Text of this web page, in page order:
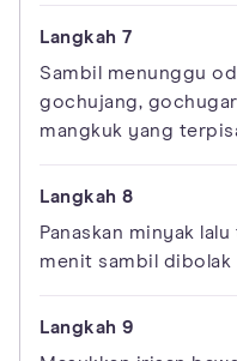
Sambil menunggu
gochujang,
mangkuk yang
Panaskan minyak
menit sambil